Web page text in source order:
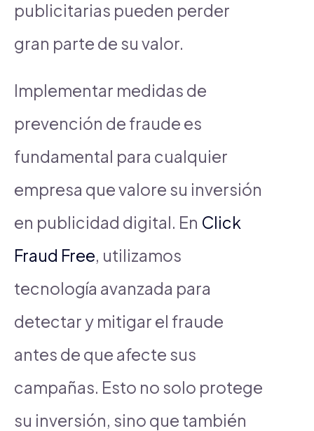
publicitarias pueden perder
gran parte de su valor.
Implementar medidas de
prevención de fraude es
fundamental para cualquier
empresa que valore su inversión
en publicidad digital. En Click
Fraud Free, utilizamos
tecnología avanzada para
detectar y mitigar el fraude
antes de que afecte sus
campañas. Esto no solo protege
su inversión, sino que también